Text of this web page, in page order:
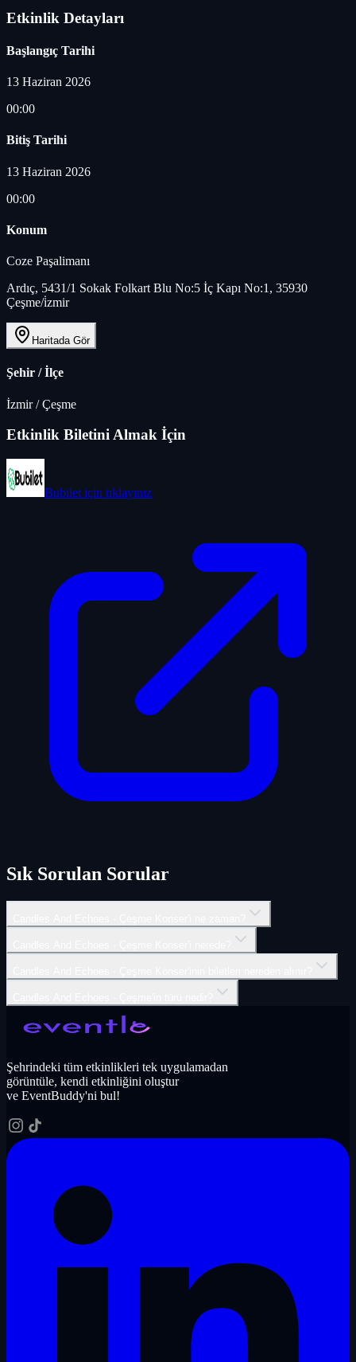
Etkinlik Detayları
Başlangıç Tarihi
13 Haziran 2026
00:00
Bitiş Tarihi
13 Haziran 2026
00:00
Konum
Coze Paşalimanı
Ardıç, 5431/1 Sokak Folkart Blu No:5 İç Kapı No:1, 35930
Çeşme/i̇zmir
Haritada Gör
Şehir / İlçe
İzmir/Çeşme
Etkinlik Biletini Almak İçin
Bubilet için tıklayınız
Sık Sorulan Sorular
Şehrindeki tüm etkinlikleri tek uygulamadan
görüntüle, kendi etkinliğini oluştur
ve EventBuddy'ni bul!